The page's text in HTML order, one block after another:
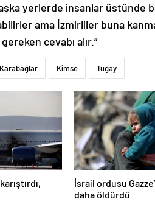
yerlerde insanlar üstünde
ama İzmirliler buna
cevabı alır.”
Karabağlar Kimse Tugay
İsrail ordusu
daha öldürdü